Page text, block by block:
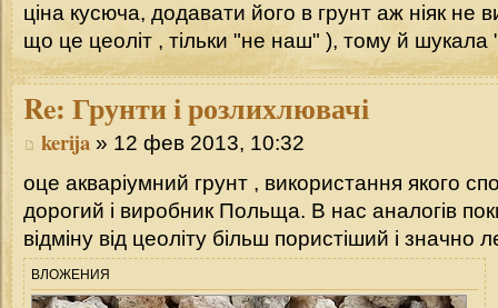
ціна кусюча, додавати його в грунт аж ніяк не
що це цеоліт , тільки "не наш" ), тому й шукала
Re: Грунти і розлихлювачі
kerija » 12 фев 2013, 10:32
оце акваріумний грунт , використання якого
дорогий і виробник Польща. В нас аналогів
відміну від цеоліту більш пористіший і значно
ВЛОЖЕНИЯ